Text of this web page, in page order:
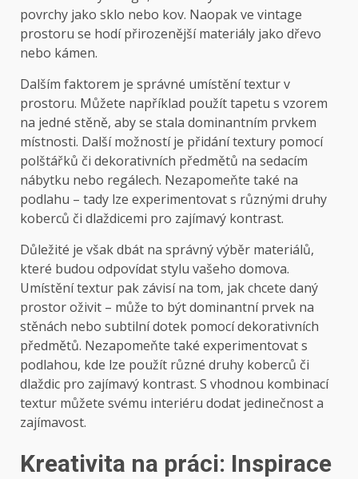
povrchy jako sklo nebo kov. Naopak ve vintage
prostoru se hodí přirozenější materiály jako dřevo
nebo kámen.
Dalším faktorem je správné umístění textur v
prostoru. Můžete například použít tapetu s vzorem
na jedné stěně, aby se stala dominantním prvkem
místnosti. Další možností je přidání textury pomocí
polštářků či dekorativních předmětů na sedacím
nábytku nebo regálech. Nezapomeňte také na
podlahu – tady lze experimentovat s různými druhy
koberců či dlaždicemi pro zajímavý kontrast.
Důležité je však dbát na správný výběr materiálů,
které budou odpovídat stylu vašeho domova.
Umístění textur pak závisí na tom, jak chcete daný
prostor oživit – může to být dominantní prvek na
stěnách nebo subtilní dotek pomocí dekorativních
předmětů. Nezapomeňte také experimentovat s
podlahou, kde lze použít různé druhy koberců či
dlaždic pro zajímavý kontrast. S vhodnou kombinací
textur můžete svému interiéru dodat jedinečnost a
zajímavost.
Kreativita na práci: Inspirace